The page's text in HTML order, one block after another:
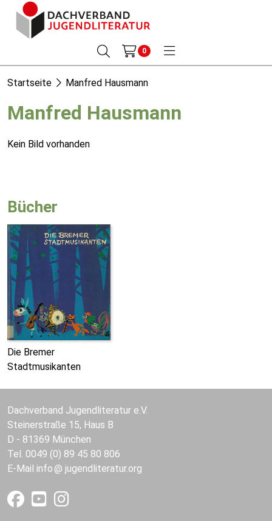
0
Startseite Manfred Hausmann
Manfred Hausmann
Kein Bild vorhanden
Bücher
Die Bremer
Stadtmusikanten
Dachverband Jugendliteratur e.V.
Steinerstraße 15, Haus B
D - 81369 München
Tel. 0049 (0) 89 45 80 806
E-Mail info jugendliteratur.org